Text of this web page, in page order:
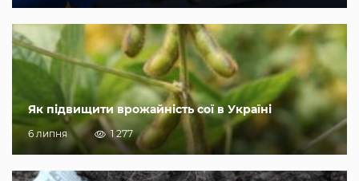
Як підвищити врожайність сої в Україні
6 липня 1 277